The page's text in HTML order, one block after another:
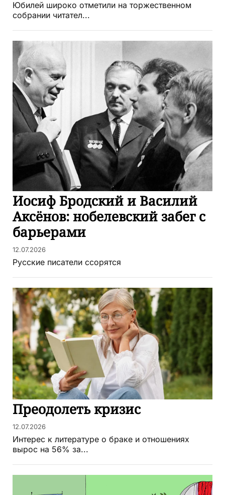
Юбилей широко отметили на торжественном
собрании читател...
Иосиф Бродский и Василий
Аксёнов: нобелевский забег с
барьерами
12.07.2026
Русские писатели ссорятся
Преодолеть кризис
12.07.2026
Интерес к литературе о браке и отношениях
вырос на 56% за...